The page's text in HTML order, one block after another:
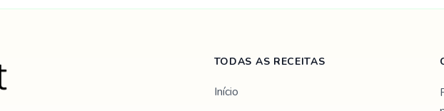
TODAS AS RECEITAS
Início